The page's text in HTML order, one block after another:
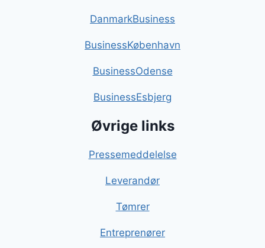
DanmarkBusiness
BusinessKøbenhavn
BusinessOdense
BusinessEsbjerg
Øvrige links
Pressemeddelelse
Leverandør
Tømrer
Entreprenører